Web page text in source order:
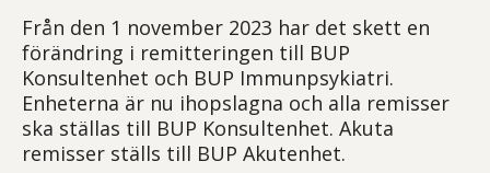
Från den 1 november 2023 har det skett en
förändring i remitteringen till BUP
Konsultenhet och BUP Immunpsykiatri.
Enheterna är nu ihopslagna och alla remisser
ska ställas till BUP Konsultenhet. Akuta
remisser ställs till BUP Akutenhet.